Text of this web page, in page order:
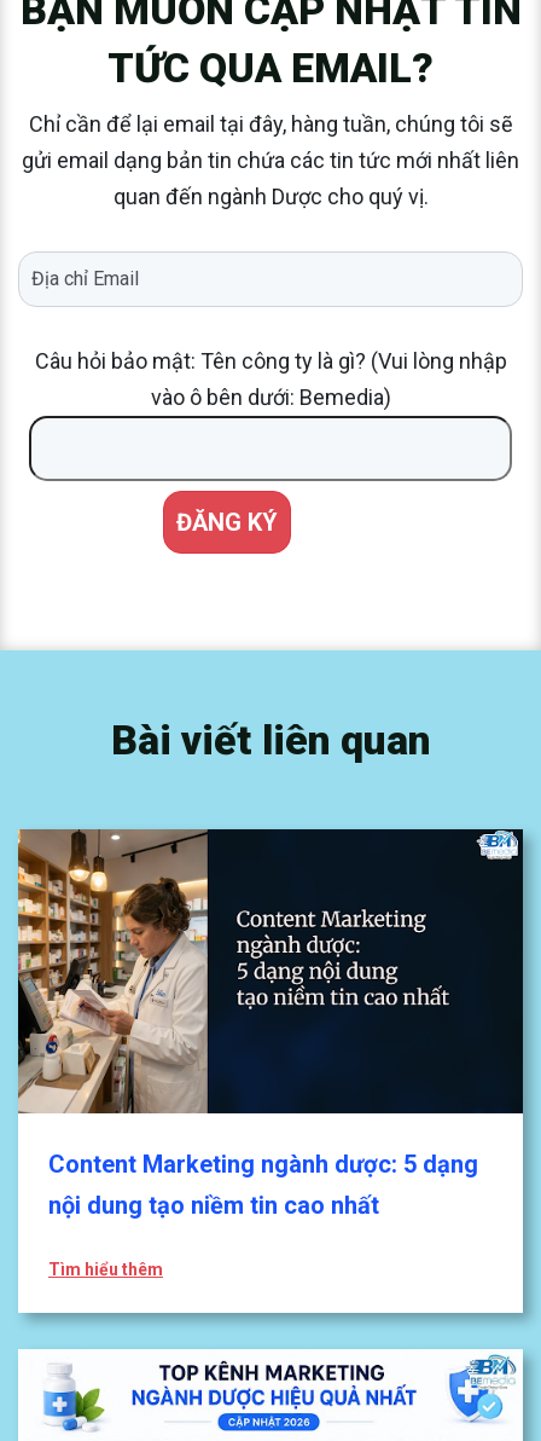
TỨC QUA EMAIL?
Chỉ cần để lại email tại đây, hàng tuần, chúng tôi sẽ
gửi email dạng bản tin chứa các tin tức mới nhất liên
quan đến ngành Dược cho quý vị.
Câu hỏi bảo mật: Tên công ty là gì? (Vui lòng nhập
vào ô bên dưới: Bemedia)
Bài viết liên quan
Content Marketing ngành dược: 5 dạng
nội dung tạo niềm tin cao nhất
Tìm hiểu thêm